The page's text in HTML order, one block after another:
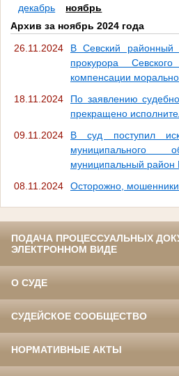
декабрь
ноябрь
Архив за ноябрь 2024 года
26.11.2024
В Севский районный
прокурора
компенсации
18.11.2024
По заявлению
прекращено
09.11.2024
В суд поступил
муниципального
муниципальный район
08.11.2024
Осторожно,
ПОДАЧА ПРОЦЕССУАЛЬНЫХ
ЭЛЕКТРОННОМ ВИДЕ
О СУДЕ
СУДЕЙСКОЕ СООБЩЕСТВО
НОРМАТИВНЫЕ АКТЫ